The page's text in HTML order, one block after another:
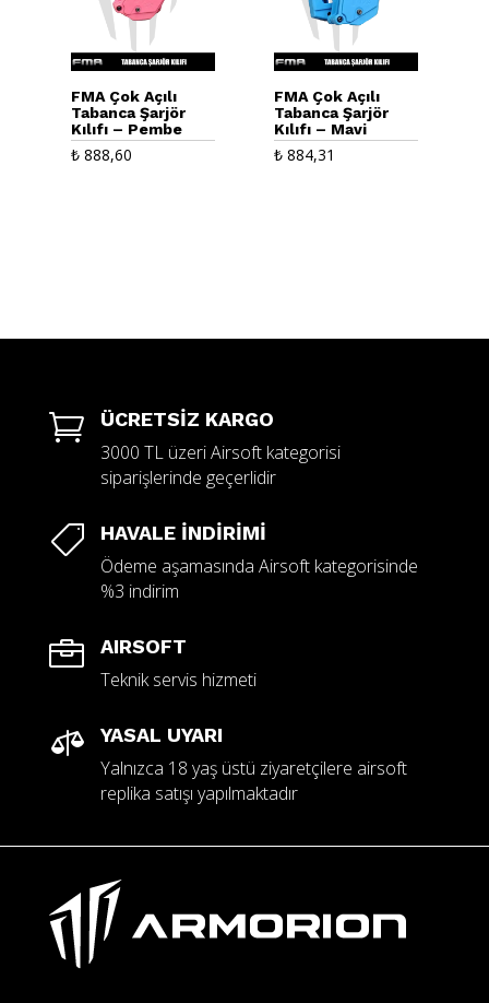
FMA Çok Açılı
Tabanca Şarjör
Kılıfı – Pembe
₺888,60
FMA Çok Açılı
Tabanca Şarjör
Kılıfı – Mavi
₺ 884,31
 ÜCRETSİZ KARGO
3000 TL üzeri Airsoft kategorisi
siparişlerinde geçerlidir
 HAVALE İNDİRİMİ
Ödeme aşamasında Airsoft kategorisinde
%3 indirim
 AIRSOFT
Teknik servis hizmeti
 YASAL UYARI
Yalnızca 18 yaş üstü ziyaretçilere airsoft
replika satışı yapılmaktadır